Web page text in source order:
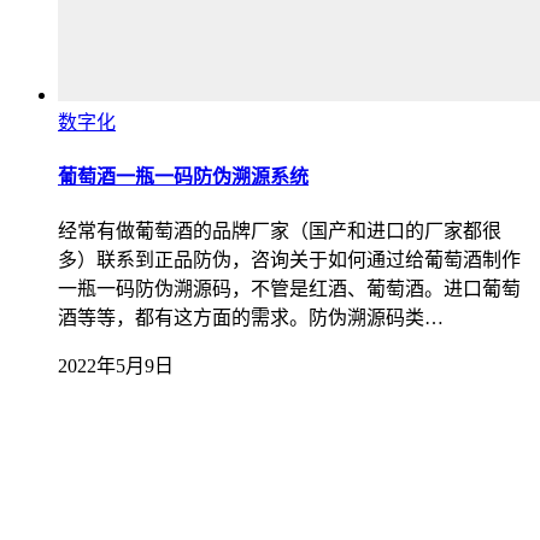
数字化
葡萄酒一瓶一码防伪溯源系统
经常有做葡萄酒的品牌厂家（国产和进口的厂家都很
多）联系到正品防伪，咨询关于如何通过给葡萄酒制作
一瓶一码防伪溯源码，不管是红酒、葡萄酒。进口葡萄
酒等等，都有这方面的需求。防伪溯源码类…
2022年5月9日